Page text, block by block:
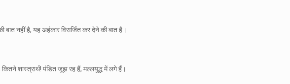
बात नहीं है, यह अहंकार विसर्जित कर देने की बात है।
शास्त्रार्थ! पंडित जूझ रह हैं, मल्लयुद्ध में लगे हैं।